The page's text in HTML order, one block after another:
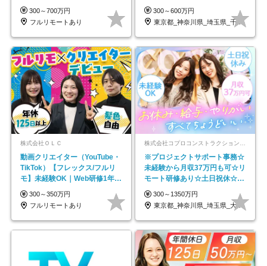
★年休最大130日★
300～700万円
フルリモートあり
ープの正社員/sg
300～600万円
東京都_神奈川県_埼玉県_千葉県_大阪府…
株式会社ＯＬＣ
動画クリエイター（YouTube・
TikTok）【フレックス/フルリ
モ】未経験OK｜Web研修1年間
｜副業OK
300～350万円
フルリモートあり
※プロジェクトサポート事務☆
未経験から月収37万円も可☆リ
モート研修あり☆土日祝休☆20
代～30代活躍/b
300～1350万円
東京都_神奈川県_埼玉県_大阪府_愛知県…